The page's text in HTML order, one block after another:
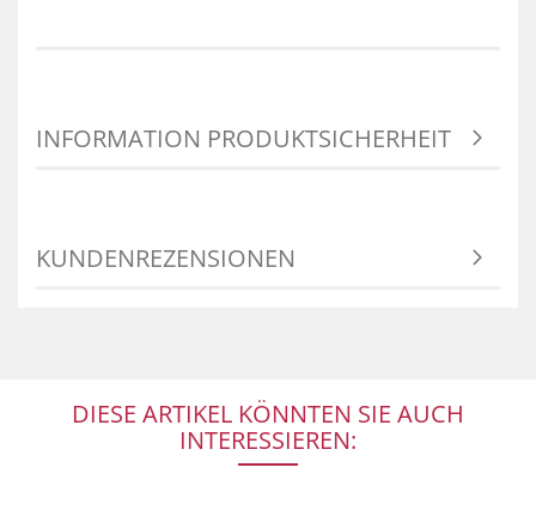
INFORMATION PRODUKTSICHERHEIT
KUNDENREZENSIONEN
DIESE ARTIKEL KÖNNTEN SIE AUCH
INTERESSIEREN: